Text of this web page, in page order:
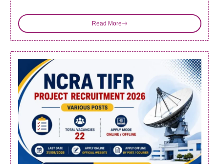
Read More